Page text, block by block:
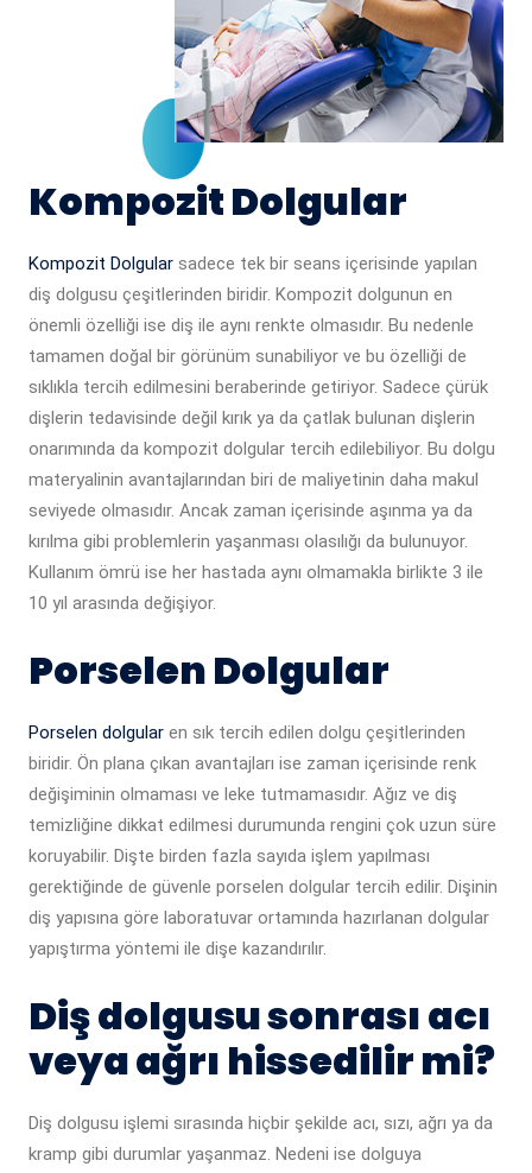
Kompozit Dolgular
Kompozit Dolgular sadece tek bir seans içerisinde yapılan
diş dolgusu çeşitlerinden biridir. Kompozit dolgunun en
önemli özelliği ise diş ile aynı renkte olmasıdır. Bu nedenle
tamamen doğal bir görünüm sunabiliyor ve bu özelliği de
sıklıkla tercih edilmesini beraberinde getiriyor. Sadece çürük
dişlerin tedavisinde değil kırık ya da çatlak bulunan dişlerin
onarımında da kompozit dolgular tercih edilebiliyor. Bu dolgu
materyalinin avantajlarından biri de maliyetinin daha makul
seviyede olmasıdır. Ancak zaman içerisinde aşınma ya da
kırılma gibi problemlerin yaşanması olasılığı da bulunuyor.
Kullanım ömrü ise her hastada aynı olmamakla birlikte 3 ile
10 yıl arasında değişiyor.
Porselen Dolgular
Porselen dolgular en sık tercih edilen dolgu çeşitlerinden
biridir. Ön plana çıkan avantajları ise zaman içerisinde renk
değişiminin olmaması ve leke tutmamasıdır. Ağız ve diş
temizliğine dikkat edilmesi durumunda rengini çok uzun süre
koruyabilir. Dişte birden fazla sayıda işlem yapılması
gerektiğinde de güvenle porselen dolgular tercih edilir. Dişinin
diş yapısına göre laboratuvar ortamında hazırlanan dolgular
yapıştırma yöntemi ile dişe kazandırılır.
Diş dolgusu sonrası acı
veya ağrı hissedilir mi?
Diş dolgusu işlemi sırasında hiçbir şekilde acı, sızı, ağrı ya da
kramp gibi durumlar yaşanmaz. Nedeni ise dolguya